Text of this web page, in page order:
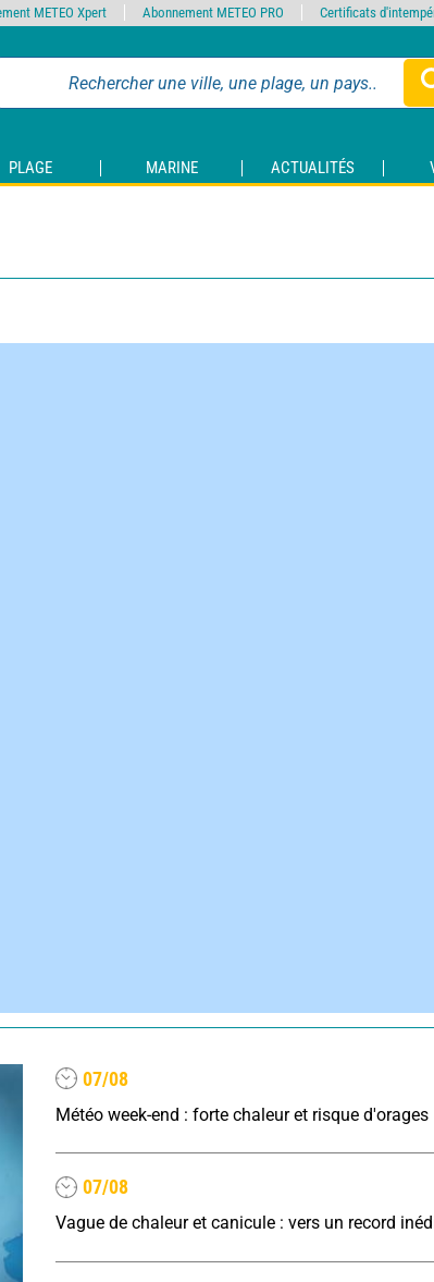
PLAGE MARINE ACTUALITÉS
07/08
Météo week-end : forte chaleur et risque d'orages
07/08
METEO Xpert Abonnement METEO PRO Certificats